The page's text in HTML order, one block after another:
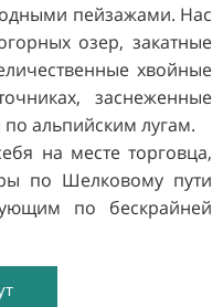
пейзажами. Нас
озер, закатные
хвойные
заснеженные
альпийским лугам.
на месте торговца,
по Шелковому пути
по бескрайней